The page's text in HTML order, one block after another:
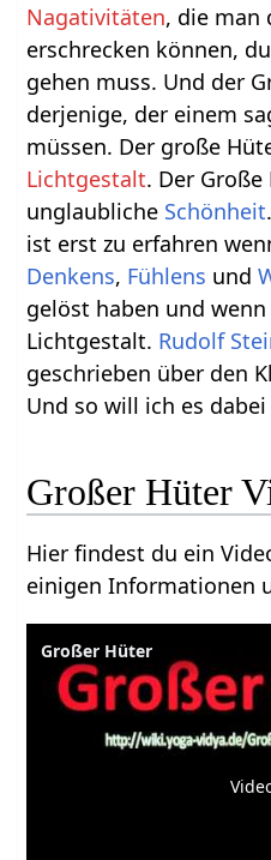
Nagativitäten, die man
erschrecken können,
gehen muss. Und der
derjenige, der einem
müssen. Der große
Lichtgestalt. Der
unglaubliche Schönheit
ist erst zu erfahren
Denkens, Fühlens und
gelöst haben und
Lichtgestalt. Rudolf
geschrieben über den
Und so will ich es dabei
Großer Hüter
Hier findest du ein
einigen Informationen
Großer Hüter